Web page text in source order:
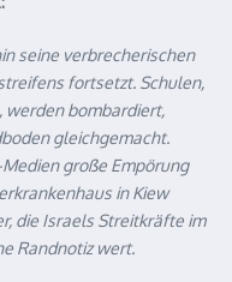
seine verbrecherischen
fortsetzt. Schulen,
werden bombardiert,
gleichgemacht.
große Empörung
in Kiew
die Israels Streitkräfte im
Randnotiz wert.